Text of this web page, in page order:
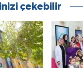
çekebilir